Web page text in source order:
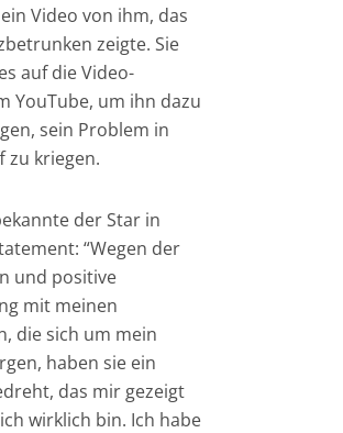
Video von ihm, das
zeigte. Sie
auf die Video-
YouTube, um ihn dazu
sein Problem in
zu kriegen.
der Star in
“Wegen der
und positive
mit meinen
die sich um mein
haben sie ein
das mir gezeigt
wirklich bin. Ich habe